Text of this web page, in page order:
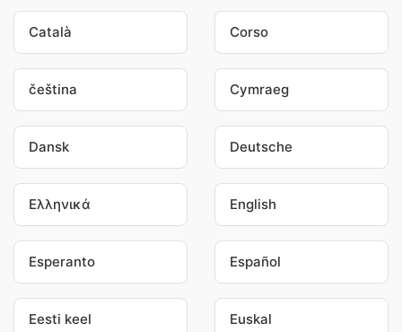
Català Corso
čeština Cymraeg
Dansk Deutsche
Ελληνικά English
Esperanto Español
Eesti keel Euskal